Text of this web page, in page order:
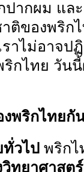
ากผม แล
ติของพริก
าไม่อาจป
กไทย วันนี้
งพริกไทยกั
วไป พริก
วิทยาศาสต